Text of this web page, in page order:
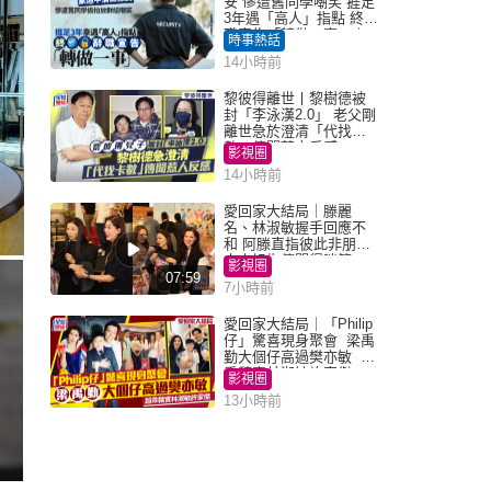
3年遇「高人」指點 終辭
職宣告「轉做一事」｜
Juicy叮
時事熱話
14小時前
黎彼得離世丨黎樹德被
封「李泳漢2.0」 老父剛
離世急於澄清「代找卡
數」傳聞惹人反感
影視圈
14小時前
07:59
愛回家大結局｜滕麗
名、林淑敏握手回應不
和 阿滕直指彼此非朋友
大小姐指傳聞得啖笑
影視圈
7小時前
愛回家大結局｜「Philip
仔」驚喜現身聚會 梁禹
勤大個仔高過樊亦敏 超
乖黐實林淑敏許家傑
影視圈
13小時前